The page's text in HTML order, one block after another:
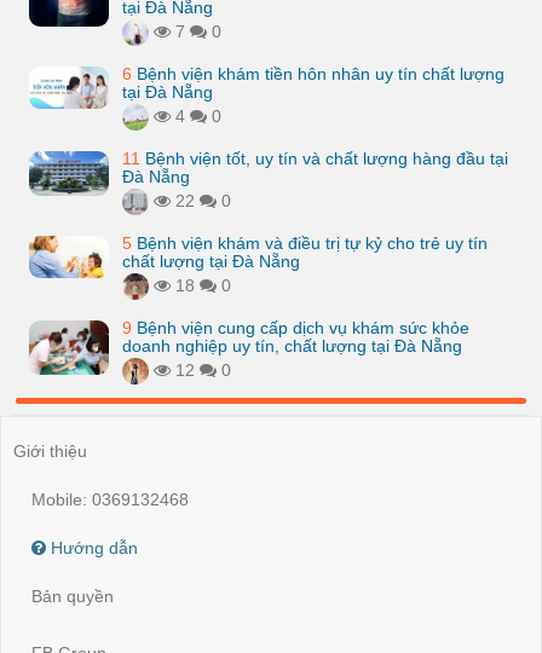
tại Đà Nẵng
7
0
6 Bệnh viện khám tiền hôn nhân uy tín chất lượng
tại Đà Nẵng
4
0
11 Bệnh viện tốt, uy tín và chất lượng hàng đầu tại
Đà Nẵng
22
0
5 Bệnh viện khám và điều trị tự kỷ cho trẻ uy tín
chất lượng tại Đà Nẵng
18
0
9 Bệnh viện cung cấp dịch vụ khám sức khỏe
doanh nghiệp uy tín, chất lượng tại Đà Nẵng
12
0
Giới thiệu
Mobile: 0369132468
Hướng dẫn
Bản quyền